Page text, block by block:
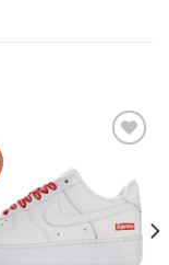
Añadir
lista de
deseos